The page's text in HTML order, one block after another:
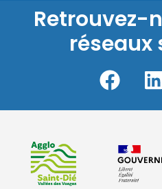
Retrouvez-
réseaux